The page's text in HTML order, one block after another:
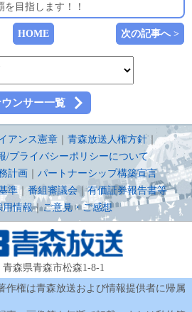
目指します！！
HOME 次の記事へ >
ンサー一覧
アンス憲章 青森放送人権方針｜
/プライバシーポリシーについて
計画
パートナーシップ構築宣言
準 ｜ 番組審議会 ｜有価証券報告書等
用情報｜ご意見・ご感想
青森県青森市松森1-8-1
作権は青森放送および情報提供者に帰属